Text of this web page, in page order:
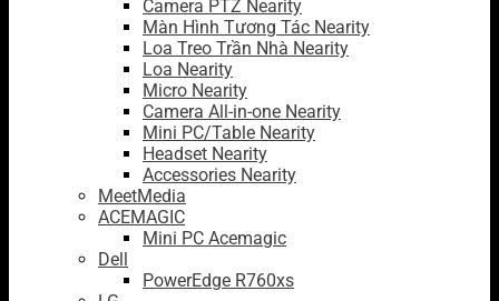
Camera PTZ Nearity
Màn Hình Tương Tác Nearity
Loa Treo Trần Nhà Nearity
Loa Nearity
Micro Nearity
Camera All-in-one Nearity
Mini PC/Table Nearity
Headset Nearity
Accessories Nearity
MeetMedia
ACEMAGIC
Mini PC Acemagic
Dell
PowerEdge R760xs